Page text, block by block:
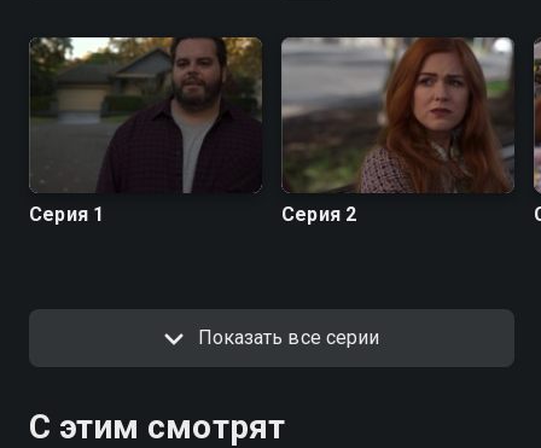
Серия 1 Серия 2
Показать все серии
С этим смотрят